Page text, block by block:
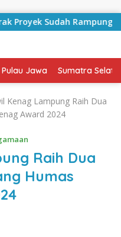
Sudah Rampung
Pulau Jawa Sumatra
Kenag Lampung Raih Dua
Award 2024
Raih Dua
Humas